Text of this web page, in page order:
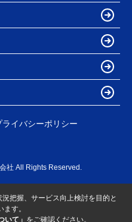
ライバシーポリシー
社 All Rights Reserved.
把握、サービス向上検討を目的と
す。
いて」 をご確認ください。